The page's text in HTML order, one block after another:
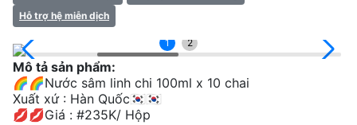
Hỗ trợ hệ miễn dịch
1 2
Mô tả sản phẩm:
🌈🌈Nước sâm linh chi 100ml x 10 chai
Xuất xứ : Hàn Quốc🇰🇷🇰🇷
💋💋Giá : #235K/ Hộp